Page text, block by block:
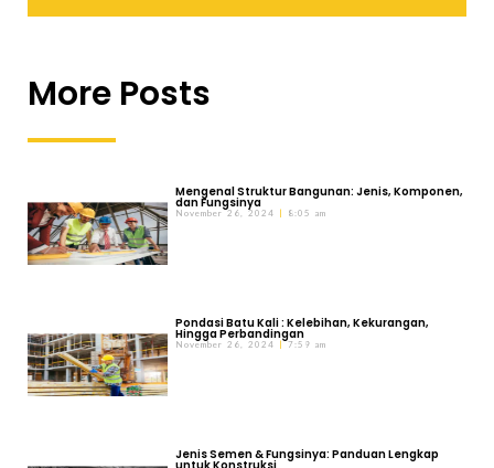
More Posts
Mengenal Struktur Bangunan: Jenis, Komponen,
dan Fungsinya
November 26, 2024 8:05 am
Pondasi Batu Kali : Kelebihan, Kekurangan,
Hingga Perbandingan
November 26, 2024 7:59 am
Jenis Semen & Fungsinya: Panduan Lengkap